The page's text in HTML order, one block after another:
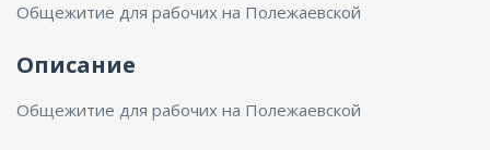
КОНТАКТЫ
Общежитие для рабочих на Полежаевской
Описание
Общежитие для рабочих на Полежаевской